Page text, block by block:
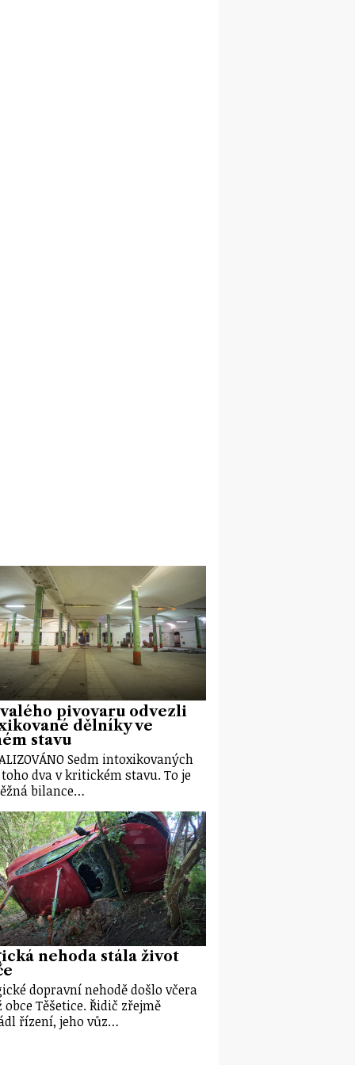
pivovaru odvezli
dělníky ve
stavu
Sedm intoxikovaných
dva v kritickém stavu. To je
bilance…
nehoda stála život
dopravní nehodě došlo včera
Těšetice. Řidič zřejmě
řízení, jeho vůz…